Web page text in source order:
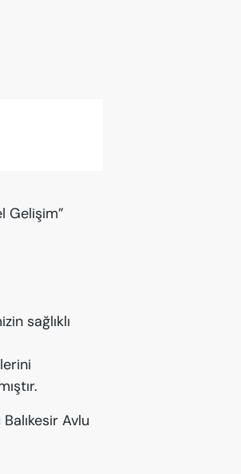
Gelişim”
sağlıklı
Avlu